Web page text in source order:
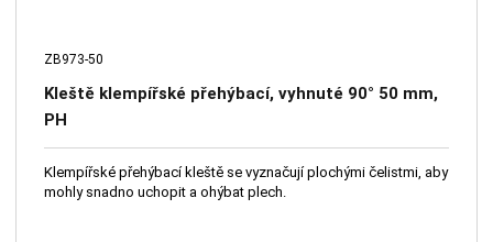
ZB973-50
Kleště klempířské přehýbací, vyhnuté 90° 50 mm,
PH
Klempířské přehýbací kleště se vyznačují plochými čelistmi, aby
mohly snadno uchopit a ohýbat plech.